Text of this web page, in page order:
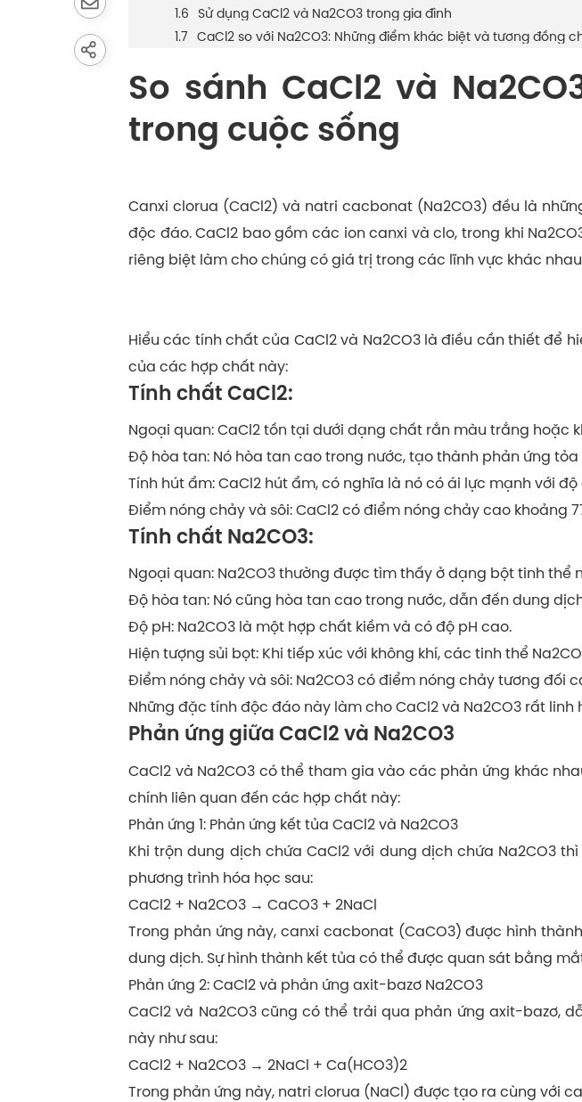
Sử dụng CaCl2 và Na2CO3 trong gia đình
CaCl2 so với Na2CO3: Những điểm khác biệt và tương đồng
So sánh CaCl2 và
trong cuộc sống
Canxi clorua (CaCl2) và natri cacbonat (Na2CO3) đều là
độc đáo. CaCl2 bao gồm các ion canxi và clo, trong khi
riêng biệt làm cho chúng có giá trị trong các lĩnh vực khác
Hiểu các tính chất của CaCl2 và Na2CO3 là điều cần thiết để
của các hợp chất này:
Tính chất CaCl2:
Ngoại quan: CaCl2 tồn tại dưới dạng chất rắn màu trắng hoặc
Độ hòa tan: Nó hòa tan cao trong nước, tạo thành phản ứng tỏa
Tính hút ẩm: CaCl2 hút ẩm, có nghĩa là nó có ái lực mạnh với
Điểm nóng chảy và sôi: CaCl2 có điểm nóng chảy cao khoảng
Tính chất Na2CO3:
Ngoại quan: Na2CO3 thường được tìm thấy ở dạng bột tinh thể
Độ hòa tan: Nó cũng hòa tan cao trong nước, dẫn đến dung
Độ pH: Na2CO3 là một hợp chất kiềm và có độ pH cao.
Hiện tượng sủi bọt: Khi tiếp xúc với không khí, các tinh thể
Điểm nóng chảy và sôi: Na2CO3 có điểm nóng chảy tương đối
Những đặc tính độc đáo này làm cho CaCl2 và Na2CO3 rất
Phản ứng giữa CaCl2 và Na2CO3
CaCl2 và Na2CO3 có thể tham gia vào các phản ứng khác
chính liên quan đến các hợp chất này:
Phản ứng 1: Phản ứng kết tủa CaCl2 và Na2CO3
Khi trộn dung dịch chứa CaCl2 với dung dịch chứa Na2CO3
phương trình hóa học sau:
CaCl2 + Na2CO3 → CaCO3 + 2NaCl
Trong phản ứng này, canxi cacbonat (CaCO3) được hình
dung dịch. Sự hình thành kết tủa có thể được quan sát bằng
Phản ứng 2: CaCl2 và phản ứng axit-bazơ Na2CO3
CaCl2 và Na2CO3 cũng có thể trải qua phản ứng axit-bazơ,
này như sau:
CaCl2 + Na2CO3 → 2NaCl + Ca(HCO3)2
Trong phản ứng này, natri clorua (NaCl) được tạo ra cùng với